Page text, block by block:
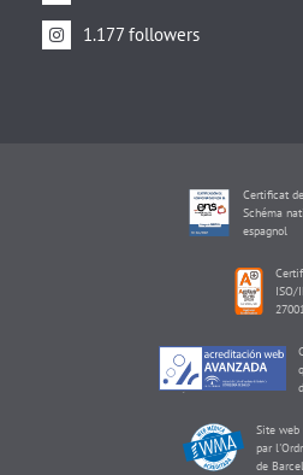
1.177 followers
Certificat
Schéma
espagnol
ISO/
27001
Site
par
de